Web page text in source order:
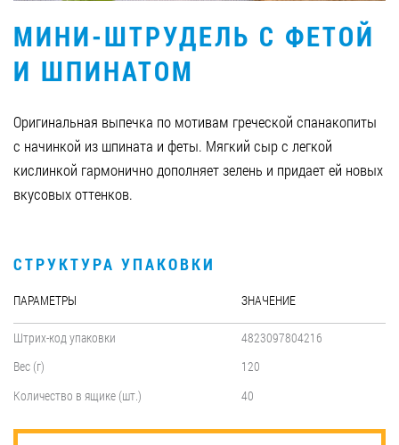
СТАТЬ ПАРТНЕРОМ
0412 48 28 17
МИНИ-ШТРУДЕЛЬ С ФЕТОЙ
И ШПИНАТОМ
Оригинальная выпечка по мотивам греческой спанакопиты
с начинкой из шпината и феты. Мягкий сыр с легкой
кислинкой гармонично дополняет зелень и придает ей новых
вкусовых оттенков.
СТРУКТУРА УПАКОВКИ
ПАРАМЕТРЫ ЗНАЧЕНИЕ
Штрих-код упаковки
4823097804216
Вес (г)
120
Количество в ящике (шт.)
40